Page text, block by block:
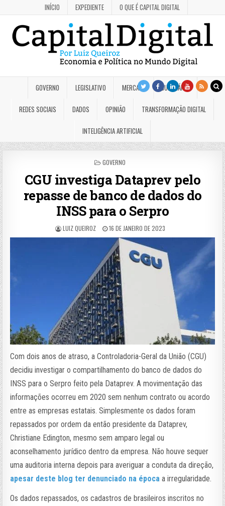
INÍCIO EXPEDIENTE O QUE É CAPITAL DIGITAL
GOVERNO LEGISLATIVO MERCADO JUDICIÁRIO
REDES SOCIAIS DADOS OPINIÃO TRANSFORMAÇÃO DIGITAL
INTELIGÊNCIA ARTIFICIAL
POSTED
GOVERNO
CGU investiga Dataprev pelo
repasse de banco de dados do
INSS para o Serpro
LUIZ QUEIROZ 16 DE JANEIRO DE 2023
Com dois anos de atraso, a Controladoria-Geral da União (CGU)
decidiu investigar o compartilhamento do banco de dados do
INSS para o Serpro feito pela Dataprev. A movimentação das
informações ocorreu em 2020 sem nenhum contrato ou acordo
entre as empresas estatais. Simplesmente os dados foram
repassados por ordem da então presidente da Dataprev,
Christiane Edington, mesmo sem amparo legal ou
aconselhamento jurídico dentro da empresa. Não houve sequer
uma auditoria interna depois para averiguar a conduta da direção,
apesar deste blog ter denunciado na época a irregularidade.
Os dados repassados, os cadastros de brasileiros inscritos no